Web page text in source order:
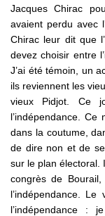
Jacques Chirac
avaient perdu avec
Chirac leur dit que
devez choisir entre
J’ai été témoin, un
ils reviennent les
vieux Pidjot. Ce
l’indépendance.
dans la coutume,
de dire non et de
sur le plan électoral.
congrès de Bourail,
l’indépendance.
l’indépendance :